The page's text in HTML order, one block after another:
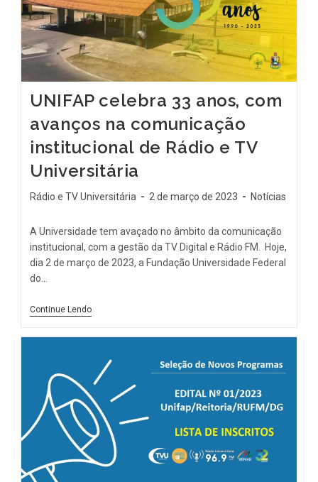
UNIFAP celebra 33 anos, com
avanços na comunicação
institucional de Rádio e TV
Universitária
Rádio e TV Universitária 2 de março de 2023 Notícias
A Universidade tem avaçado no âmbito da comunicação
institucional, com a gestão da TV Digital e Rádio FM. Hoje,
dia 2 de março de 2023, a Fundação Universidade Federal
do…
Continue Lendo